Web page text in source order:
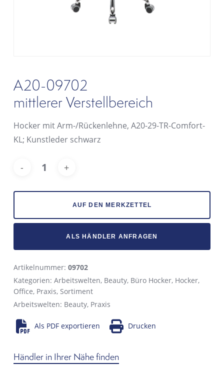
A20-09702
mittlerer Verstellbereich
Hocker mit Arm-/Rückenlehne, A20-29-TR-Comfort-
KL; Kunstleder schwarz
AUF DEN MERKZETTEL
ALS HÄNDLER ANFRAGEN
Artikelnummer: 09702
Kategorien: Arbeitswelten, Beauty, Büro Hocker, Hocker,
Office, Praxis, Sortiment
Arbeitswelten: Beauty, Praxis
Als PDF exportieren Drucken
Händler in Ihrer Nähe finden